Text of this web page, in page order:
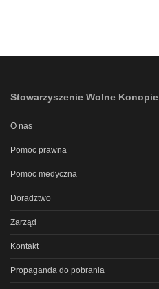
Stowarzyszenie Wolne Konopie
O nas
Pomoc prawna
Pomoc medyczna
Doradztwo
Zarząd
Kontakt
Propaganda do pobrania